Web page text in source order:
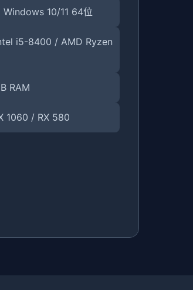
Windows 10/11 64位
i5-8400 / AMD Ryzen
RAM
1060 / RX 580